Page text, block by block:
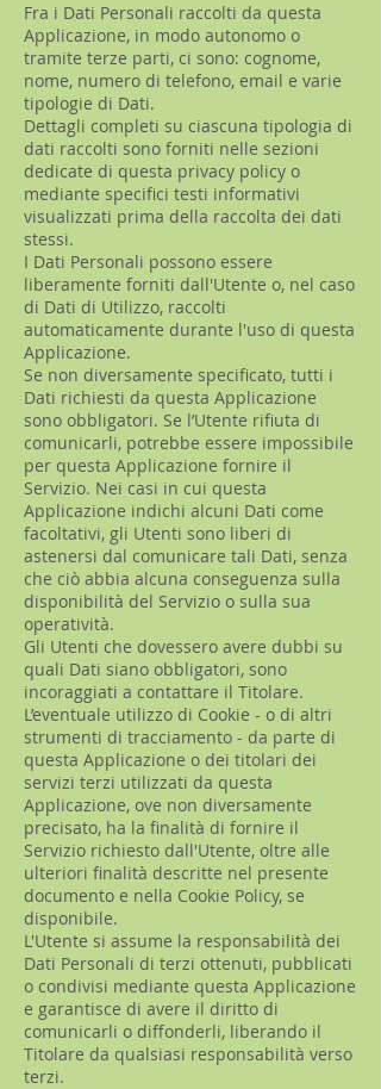
Fra i Dati Personali raccolti da questa
Applicazione, in modo autonomo o
tramite terze parti, ci sono: cognome,
nome, numero di telefono, email e varie
tipologie di Dati.
Dettagli completi su ciascuna tipologia di
dati raccolti sono forniti nelle sezioni
dedicate di questa privacy policy o
mediante specifici testi informativi
visualizzati prima della raccolta dei dati
stessi.
I Dati Personali possono essere
liberamente forniti dall'Utente o, nel caso
di Dati di Utilizzo, raccolti
automaticamente durante l'uso di questa
Applicazione.
Se non diversamente specificato, tutti i
Dati richiesti da questa Applicazione
sono obbligatori. Se l’Utente rifiuta di
comunicarli, potrebbe essere impossibile
per questa Applicazione fornire il
Servizio. Nei casi in cui questa
Applicazione indichi alcuni Dati come
facoltativi, gli Utenti sono liberi di
astenersi dal comunicare tali Dati, senza
che ciò abbia alcuna conseguenza sulla
disponibilità del Servizio o sulla sua
operatività.
Gli Utenti che dovessero avere dubbi su
quali Dati siano obbligatori, sono
incoraggiati a contattare il Titolare.
L’eventuale utilizzo di Cookie - o di altri
strumenti di tracciamento - da parte di
questa Applicazione o dei titolari dei
servizi terzi utilizzati da questa
Applicazione, ove non diversamente
precisato, ha la finalità di fornire il
Servizio richiesto dall'Utente, oltre alle
ulteriori finalità descritte nel presente
documento e nella Cookie Policy, se
disponibile.
L'Utente si assume la responsabilità dei
Dati Personali di terzi ottenuti, pubblicati
o condivisi mediante questa Applicazione
e garantisce di avere il diritto di
comunicarli o diffonderli, liberando il
Titolare da qualsiasi responsabilità verso
terzi.